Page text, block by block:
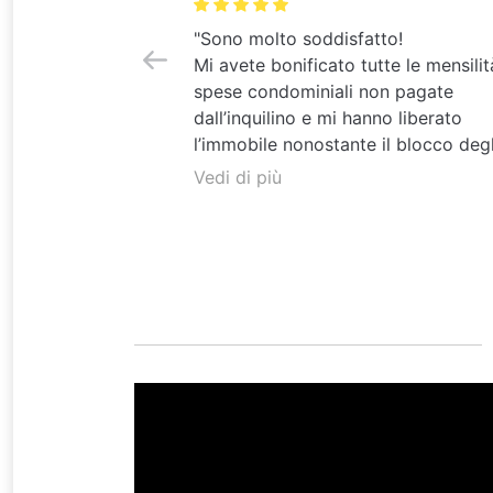
"Sono molto soddisfatto!
Mi avete bonificato tutte le
spese condominiali non pagate
dall’inquilino e mi hanno liberato
l’immobile nonostante il blocco
sfratti!! Seri, professionali ed
Vedi di più